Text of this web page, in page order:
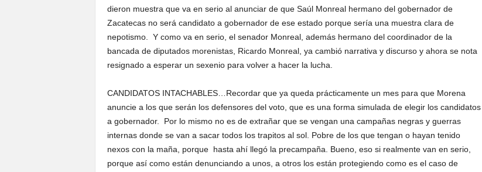
dieron muestra que va en serio al anunciar de que Saúl Monreal hermano del gobernador de
Zacatecas no será candidato a gobernador de ese estado porque sería una muestra clara de
nepotismo. Y como va en serio, el senador Monreal, además hermano del coordinador de la
bancada de diputados morenistas, Ricardo Monreal, ya cambió narrativa y discurso y ahora se nota
resignado a esperar un sexenio para volver a hacer la lucha.
CANDIDATOS INTACHABLES…Recordar que ya queda prácticamente un mes para que Morena
anuncie a los que serán los defensores del voto, que es una forma simulada de elegir los candidatos
a gobernador. Por lo mismo no es de extrañar que se vengan una campañas negras y guerras
internas donde se van a sacar todos los trapitos al sol. Pobre de los que tengan o hayan tenido
nexos con la maña, porque hasta ahí llegó la precampaña. Bueno, eso si realmente van en serio,
porque así como están denunciando a unos, a otros los están protegiendo como es el caso de